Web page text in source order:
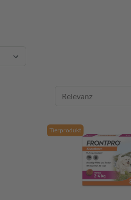
Tierprodukt